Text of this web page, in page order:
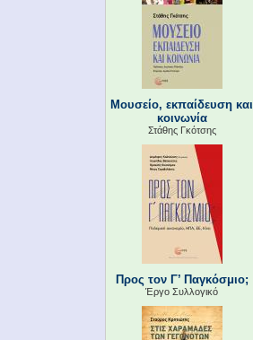
Μουσείο, εκπαίδευση και
κοινωνία
Στάθης Γκότσης
Προς τον Γ’ Παγκόσμιο;
Έργο Συλλογικό